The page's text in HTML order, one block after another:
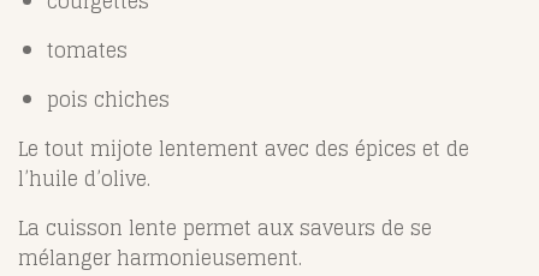
tomates
pois chiches
Le tout mijote lentement avec des épices et de
l’huile d’olive.
La cuisson lente permet aux saveurs de se
mélanger harmonieusement.